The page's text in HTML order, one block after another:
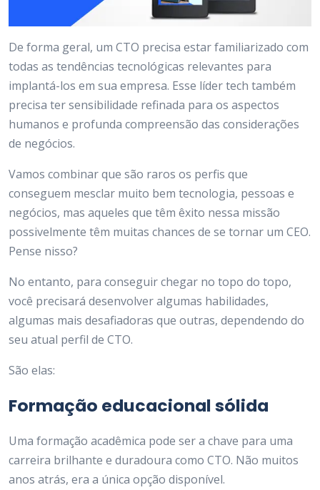
De forma geral, um CTO precisa estar familiarizado com
todas as tendências tecnológicas relevantes para
implantá-los em sua empresa. Esse líder tech também
precisa ter sensibilidade refinada para os aspectos
humanos e profunda compreensão das considerações
de negócios.
Vamos combinar que são raros os perfis que
conseguem mesclar muito bem tecnologia, pessoas e
negócios, mas aqueles que têm êxito nessa missão
possivelmente têm muitas chances de se tornar um CEO.
Pense nisso?
No entanto, para conseguir chegar no topo do topo,
você precisará desenvolver algumas habilidades,
algumas mais desafiadoras que outras, dependendo do
seu atual perfil de CTO.
São elas:
Formação educacional sólida
Uma formação acadêmica pode ser a chave para uma
carreira brilhante e duradoura como CTO. Não muitos
anos atrás, era a única opção disponível.